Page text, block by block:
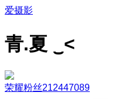
爱摄影
青.夏 ‿˂
荣耀粉丝212447089